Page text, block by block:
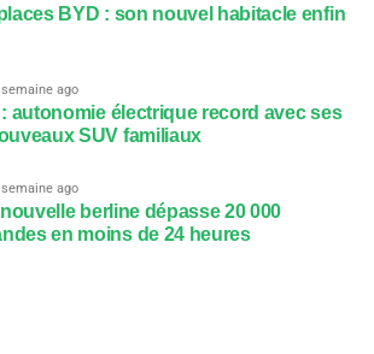
BYD : son nouvel habitacle enfin
semaine ago
autonomie électrique record avec ses
SUV familiaux
semaine ago
nouvelle berline dépasse 20 000
en moins de 24 heures